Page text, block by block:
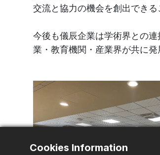
交流と協力の機会を創出できる
今後も儀辰企業は学術界との
業・教育機関・産業界が共に
Cookies Information